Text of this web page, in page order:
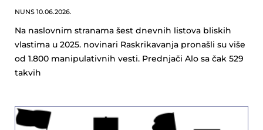
NUNS 10.06.2026.
Na naslovnim stranama šest dnevnih listova bliskih
vlastima u 2025. novinari Raskrikavanja pronašli su više
od 1.800 manipulativnih vesti. Prednjači Alo sa čak 529
takvih